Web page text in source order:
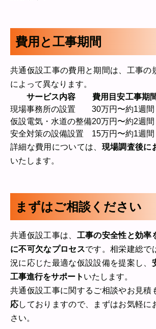
費用と工事期間
共通仮設工事の費用と期間は、工事の
によって異なります。
サービス内容
費用目安工事期
現場事務所の設置
30万円〜約1週間
仮設電気・水道の整備20万円〜約2週間
安全対策の設備設置
15万円〜約1週間
詳細な費用については、 現場調査後に
いたします。
まずはご相談ください
共通仮設工事は、 工事の安全性と効率
に不可欠なプロセスです。相栄建総で
況に応じた最適な仮設設備を提案し、
工事進行をサポート いたします。
共通仮設工事に関するご相談やお見積
応しておりますので、まずはお気軽に
さい。